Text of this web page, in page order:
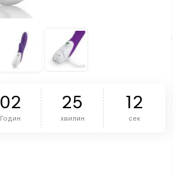
02
Годин
25
хвилин
1 2
сек